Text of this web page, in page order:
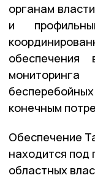
органам
и
обеспечения
конечным
Обеспечение
находится под
областных